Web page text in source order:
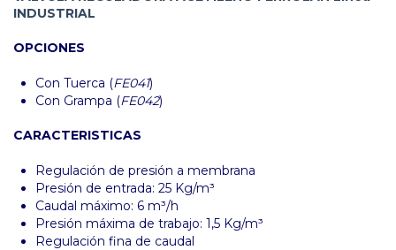
INDUSTRIAL
OPCIONES
Con Tuerca (FE041)
Con Grampa (FE042)
CARACTERISTICAS
Regulación de presión a membrana
Presión de entrada: 25 Kg/m³
Caudal máximo: 6 m³/h
Presión máxima de trabajo: 1,5 Kg/m³
Regulación fina de caudal